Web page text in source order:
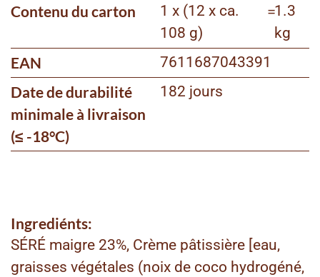
Contenu du carton
1 x (12 x ca.
108 g)
=1.3
kg
EAN 7611687043391
Date de durabilité
minimale à livraison
(≤ -18°C)
182 jours
Ingrediénts:
SÉRÉ maigre 23%, Crème pâtissière [eau,
graisses végétales (noix de coco hydrogéné,